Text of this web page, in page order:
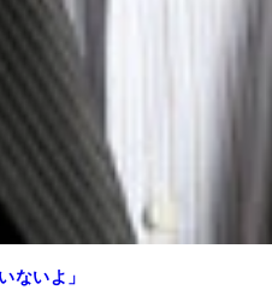
ッチアップ
ないよ」